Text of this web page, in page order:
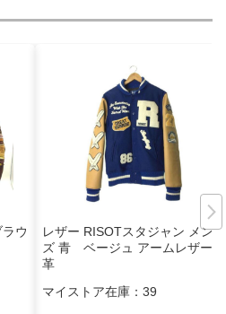
ウ
レザー RISOTスタジャン メン
ズ 青 ベージュ アームレザー本
革
マイストア在庫： 39